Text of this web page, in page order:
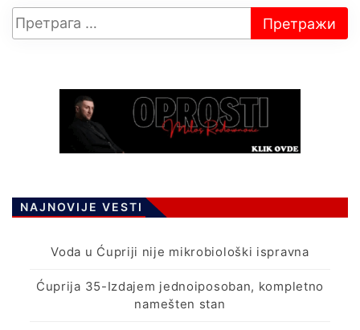
NAJNOVIJE VESTI
Voda u Ćupriji nije mikrobiološki ispravna
Ćuprija 35-Izdajem jednoiposoban, kompletno
namešten stan